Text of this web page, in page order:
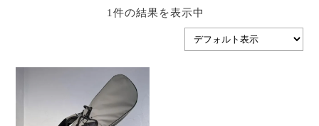
1件の結果を表示中